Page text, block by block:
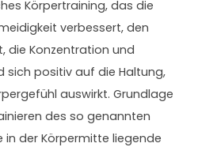
Körpertraining, das die
verbessert, den
die Konzentration und
sich positiv auf die Haltung,
auswirkt. Grundlage
des so genannten
in der Körpermitte liegende